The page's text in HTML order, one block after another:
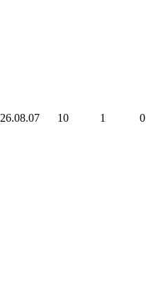
26.08.07 10 1 0